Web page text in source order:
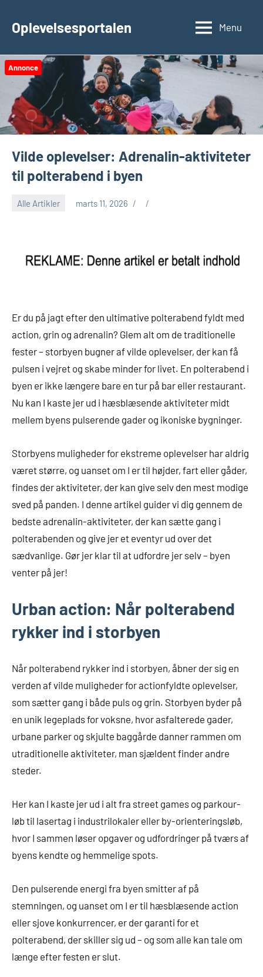
Oplevelsesportalen Menu
Annonce
Vilde oplevelser: Adrenalin-aktiviteter
til polterabend i byen
Alle Artikler marts 11, 2026
Er du på jagt efter den ultimative polterabend fyldt med
action, grin og adrenalin? Glem alt om de traditionelle
fester – storbyen bugner af vilde oplevelser, der kan få
pulsen i vejret og skabe minder for livet. En polterabend i
byen er ikke længere bare en tur på bar eller restaurant.
Nu kan I kaste jer ud i hæsblæsende aktiviteter midt
mellem byens pulserende gader og ikoniske bygninger.
Storbyens muligheder for ekstreme oplevelser har aldrig
været større, og uanset om I er til højder, fart eller gåder,
findes der aktiviteter, der kan give selv den mest modige
sved på panden. I denne artikel guider vi dig gennem de
bedste adrenalin-aktiviteter, der kan sætte gang i
polterabenden og give jer et eventyr ud over det
sædvanlige. Gør jer klar til at udfordre jer selv – byen
venter på jer!
Urban action: Når polterabend
rykker ind i storbyen
Når polterabend rykker ind i storbyen, åbner der sig en
verden af vilde muligheder for actionfyldte oplevelser,
som sætter gang i både puls og grin. Storbyen byder på
en unik legeplads for voksne, hvor asfalterede gader,
urbane parker og skjulte baggårde danner rammen om
utraditionelle aktiviteter, man sjældent finder andre
steder.
Her kan I kaste jer ud i alt fra street games og parkour-
løb til lasertag i industrilokaler eller by-orienteringsløb,
hvor I sammen løser opgaver og udfordringer på tværs af
byens kendte og hemmelige spots.
Den pulserende energi fra byen smitter af på
stemningen, og uanset om I er til hæsblæsende action
eller sjove konkurrencer, er der garanti for et
polterabend, der skiller sig ud – og som alle kan tale om
længe efter festen er slut.